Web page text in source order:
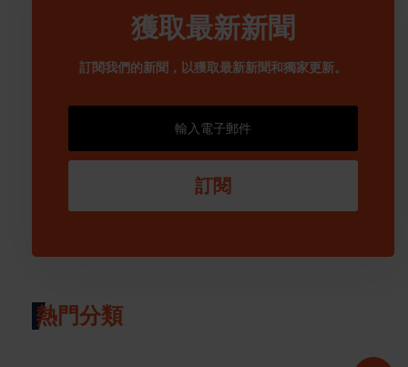
獲取最新新聞
訂閱我們的新聞，以獲取最新新聞和獨家更新。
訂閱
熱門分類